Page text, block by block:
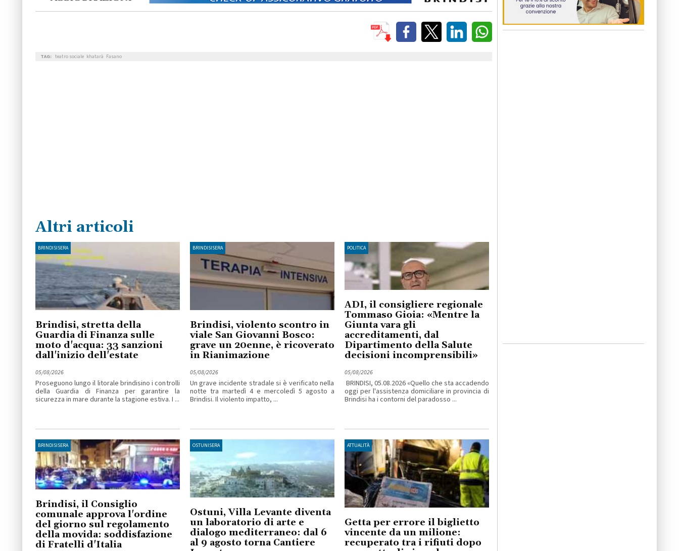
TAG: teatro sociale khatarà Fasano
Altri articoli
BRINDISISERA
Brindisi, stretta della
Guardia di Finanza sulle
moto d'acqua: 33 sanzioni
dall'inizio dell'estate
05/08/2026
Proseguono lungo il litorale brindisino i controlli
della Guardia di Finanza per garantire la
sicurezza in mare durante la stagione estiva. I ...
BRINDISISERA
Brindisi, violento scontro in
viale San Giovanni Bosco:
grave un 20enne, è ricoverato
in Rianimazione
05/08/2026
Un grave incidente stradale si è verificato nella
notte tra martedì 4 e mercoledì 5 agosto a
Brindisi. Il violento impatto, ...
POLITICA
ADI, il consigliere regionale
Tommaso Gioia: «Mentre la
Giunta vara gli
accreditamenti, dal
Dipartimento della Salute
decisioni incomprensibili»
05/08/2026
BRINDISI, 05.08.2026 «Quello che sta accadendo
oggi per l'assistenza domiciliare in provincia di
Brindisi ha i contorni del paradosso ...
BRINDISISERA
Brindisi, il Consiglio
comunale approva l'ordine
del giorno sul regolamento
della movida: soddisfazione
di Fratelli d'Italia
OSTUNISERA
Ostuni, Villa Levante diventa
un laboratorio di arte e
dialogo mediterraneo: dal 6
al 9 agosto torna Cantiere
ATTUALITÀ
Getta per errore il biglietto
vincente da un milione:
recuperato tra i rifiuti dopo